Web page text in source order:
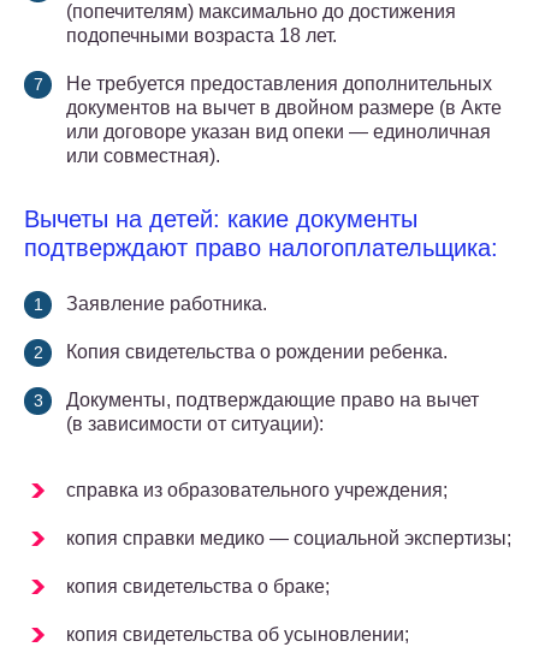
(попечителям) максимально до достижения
подопечными возраста 18 лет.
Не требуется предоставления дополнительных
документов на вычет в двойном размере (в Акте
или договоре указан вид опеки — единоличная
или совместная).
Вычеты на детей: какие документы
подтверждают право налогоплательщика:
Заявление работника.
Копия свидетельства о рождении ребенка.
Документы, подтверждающие право на вычет
(в зависимости от ситуации):
справка из образовательного учреждения;
копия справки медико — социальной экспертизы;
копия свидетельства о браке;
копия свидетельства об усыновлении;